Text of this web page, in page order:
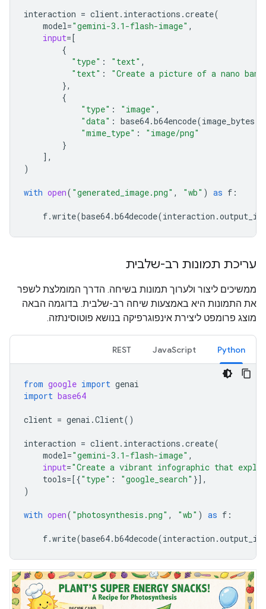
interaction = client. interactions .create(
model="gemini-3.1-flash-image" ,
input=[
{
"type" : "text" ,
"text" :
"Create a picture of a nano
},
{
"type" : "image" ,
"data" : base64.b64encode(image_bytes
"mime_type" :
"image/png"
}
],
)
with open( "generated_image.png" , "wb" ) as f :
f.write(base64.b64decode(interaction .
עריכת תמונות רב-שלבית
ממשיכים ליצור ולערוך תמונות בשיחה. הדרך המומלצת לשפר
את התמונות היא באמצעות שיחה רב-שלבית. בדוגמה הבאה
מוצג פרומפט ליצירת אינפוגרפיקה בנושא פוטוסינתזה.
Python
JavaScript
REST
from google import genai
import base64
client = genai .Client()
interaction = client. interactions .create(
model="gemini-3.1-flash-image" ,
input="Create a vibrant infographic that
tools=[{"type" : "google_search" }],
)
with open( "photosynthesis.png" , "wb" ) as f :
f.write(base64.b64decode(interaction .